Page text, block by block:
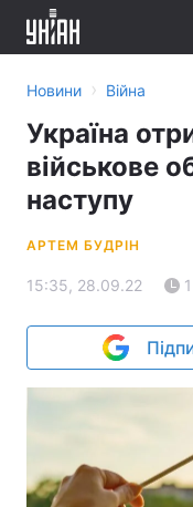
Новини › Війна
Україна
військове
наступу
АРТЕМ БУДРІН
15:35, 28.09.22